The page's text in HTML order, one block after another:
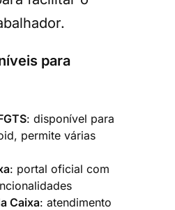
para
: disponível para
permite várias
: portal oficial com
Caixa: atendimento